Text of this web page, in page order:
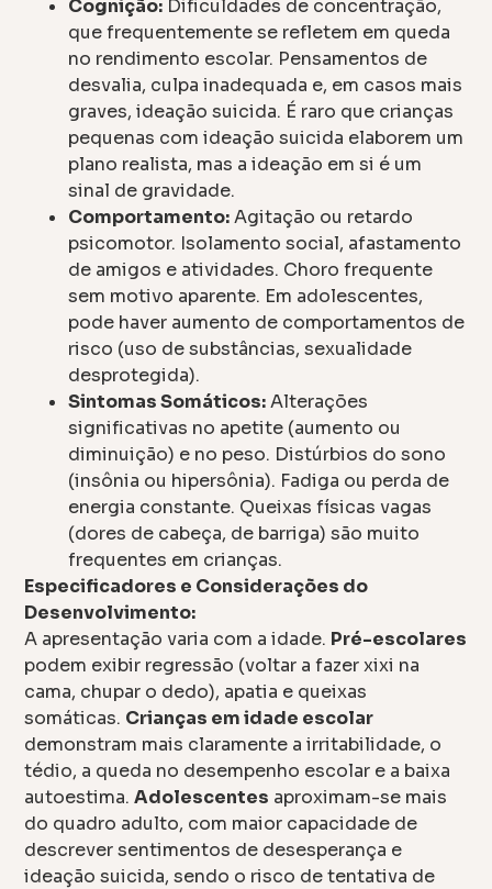
Cognição: Dificuldades de concentração,
que frequentemente se refletem em queda
no rendimento escolar. Pensamentos de
desvalia, culpa inadequada e, em casos mais
graves, ideação suicida. É raro que crianças
pequenas com ideação suicida elaborem um
plano realista, mas a ideação em si é um
sinal de gravidade.
Comportamento:Agitação ou retardo
psicomotor. Isolamento social, afastamento
de amigos e atividades. Choro frequente
sem motivo aparente. Em adolescentes,
pode haver aumento de comportamentos de
risco (uso de substâncias, sexualidade
desprotegida).
Sintomas Somáticos:Alterações
significativas no apetite (aumento ou
diminuição) e no peso. Distúrbios do sono
(insônia ou hipersônia). Fadiga ou perda de
energia constante. Queixas físicas vagas
(dores de cabeça, de barriga) são muito
frequentes em crianças.
Especificadores e Considerações do
Desenvolvimento:
A apresentação varia com a idade. Pré-escolares
podem exibir regressão (voltar a fazer xixi na
cama, chupar o dedo), apatia e queixas
somáticas. Crianças em idade escolar
demonstram mais claramente a irritabilidade, o
tédio, a queda no desempenho escolar e a baixa
autoestima.Adolescentes aproximam-se mais
do quadro adulto, com maior capacidade de
descrever sentimentos de desesperança e
ideação suicida, sendo o risco de tentativa de